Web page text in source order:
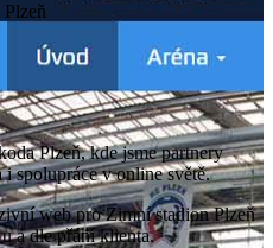
Plzeň, kde jsme partnery
spolupráce v online světě.
web pro Zimní stadion Plzeň
a dle přání klienta.